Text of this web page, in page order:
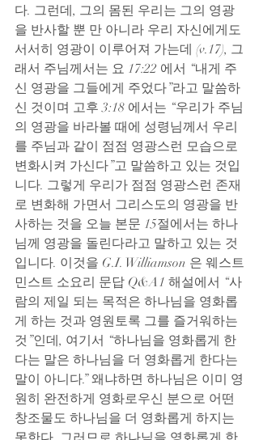
다. 그런데, 그의 몸된 우리는 그의 영광
을 반사할 뿐 만 아니라 우리 자신에게도
서서히 영광이 이루어져 가는데 (v.17), 그
래서 주님께서는 요 17:22 에서 “내게 주
신 영광을 그들에게 주었다”라고 말씀하
신 것이며 고후 3:18 에서는 “우리가 주님
의 영광을 바라볼 때에 성령님께서 우리
를 주님과 같이 점점 영광스런 모습으로
변화시켜 가신다”고 말씀하고 있는 것입
니다. 그렇게 우리가 점점 영광스런 존재
로 변화해 가면서 그리스도의 영광을 반
사하는 것을 오늘 본문 15절에서는 하나
님께 영광을 돌린다라고 말하고 있는 것
입니다. 이것을 G.I. Williamson 은 웨스트
민스트 소요리 문답 Q&A1 해설에서 “사
람의 제일 되는 목적은 하나님을 영화롭
게 하는 것과 영원토록 그를 즐거워하는
것”인데, 여기서 “하나님을 영화롭게 한
다는 말은 하나님을 더 영화롭게 한다는
말이 아니다.” 왜냐하면 하나님은 이미 영
원히 완전하게 영화로우신 분으로 어떤
창조물도 하나님을 더 영화롭게 하지는